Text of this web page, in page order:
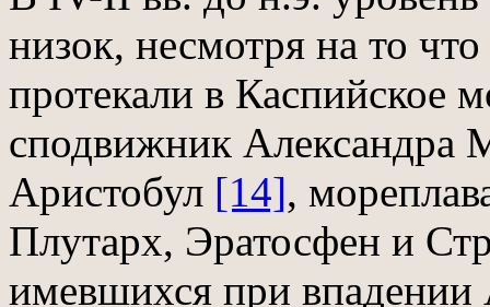
низок, несмотря на то
протекали в Каспийское
сподвижник Александра
Аристобул [14],
Плутарх, Эратосфен и
имевшихся при